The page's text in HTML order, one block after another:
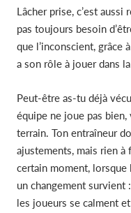
Lâcher prise, c’est aussi
pas toujours besoin
que l’inconscient, grâce
a son rôle à jouer dans
Peut-être as-tu déjà
équipe ne joue pas
terrain. Ton entraîneur
ajustements, mais rien
certain moment,
un changement survient
les joueurs se calment